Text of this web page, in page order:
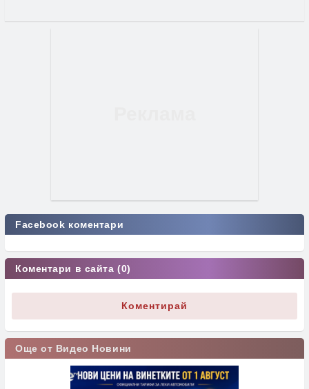
Facebook коментари
Коментари в сайта (0)
Коментирай
Още от Видео Новини